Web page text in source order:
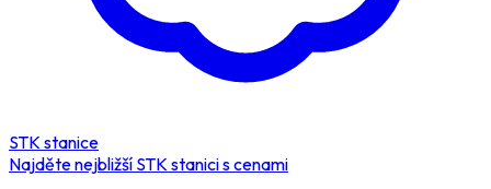
STK stanice
Najděte nejbližší STK stanici s cenami